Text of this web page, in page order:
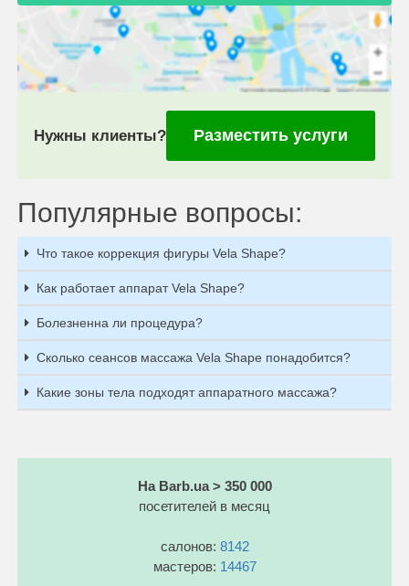
Нужны клиенты? Разместить услуги
Популярные вопросы:
Что такое коррекция фигуры Vela Shape?
Как работает аппарат Vela Shape?
Болезненна ли процедура?
Сколько сеансов массажа Vela Shape понадобится?
Какие зоны тела подходят аппаратного массажа?
На Barb.ua > 350 000
посетителей в месяц
салонов: 8142
мастеров: 14467